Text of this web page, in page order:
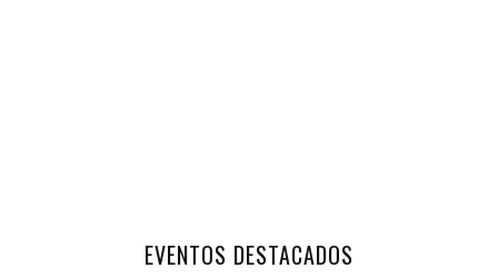
EVENTOS DESTACADOS